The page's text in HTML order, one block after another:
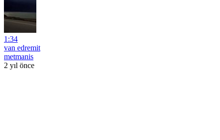
1:34
van edremit
metmanis
2 yıl önce